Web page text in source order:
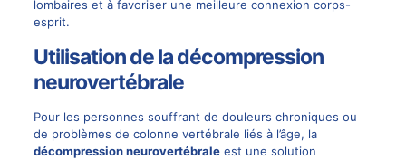
lombaires et à favoriser une meilleure connexion corps-
esprit.
Utilisation de la décompression
neurovertébrale
Pour les personnes souffrant de douleurs chroniques ou
de problèmes de colonne vertébrale liés à l’âge, la
décompression neurovertébraleest une solution